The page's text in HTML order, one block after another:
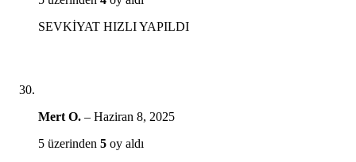
SEVKİYAT HIZLI YAPILDI
Mert O. – Haziran 8, 2025
5 üzerinden 5 oy aldı